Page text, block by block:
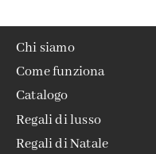
Chi siamo
Come funziona
Catalogo
Regali di lusso
Regali di Natale